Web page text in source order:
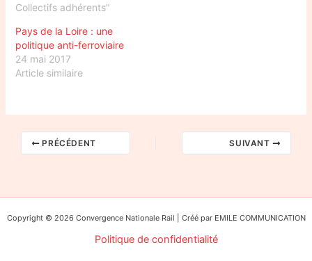
Collectifs adhérents"
Pays de la Loire : une
politique anti-ferroviaire
24 mai 2017
Article similaire
PRÉCÉDENT SUIVANT
Copyright © 2026 Convergence Nationale Rail | Créé par EMILE COMMUNICATION
Politique de confidentialité